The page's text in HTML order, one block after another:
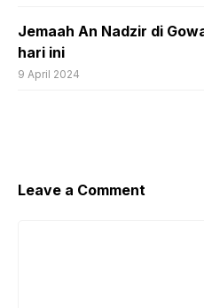
Jemaah An Nadzir di
hari ini
9 April 2024
Leave a Comment